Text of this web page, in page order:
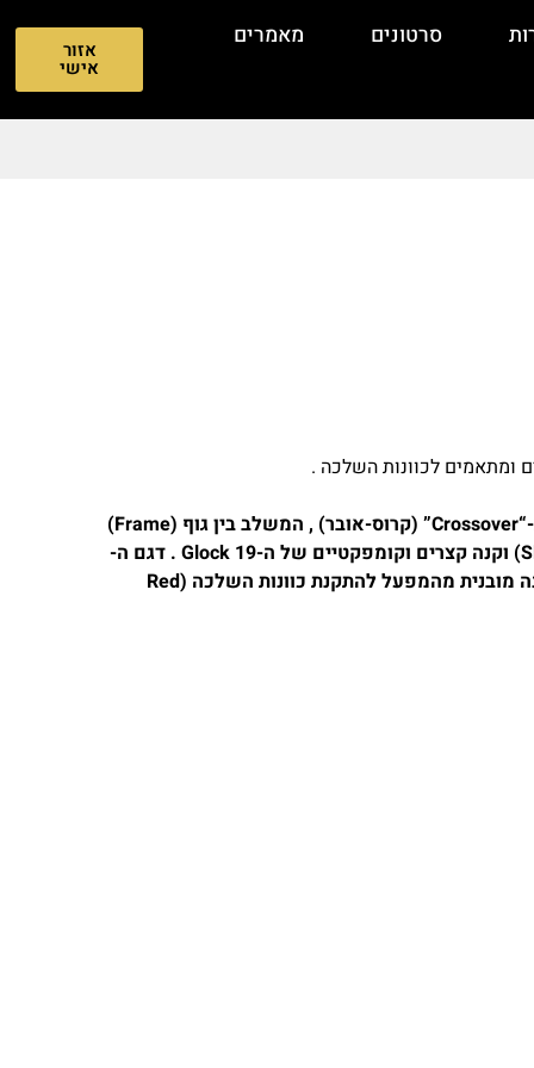
סרטונים
מאמרים
אזור
אישי
ומתאמים לכוונות השלכה .
Glock 45 MOS הוא אקדח 9 מ”מ המוגדר כ-“Crossover” (קרוס-אובר) , המשלב בין גוף (Frame)
בגודל מלא של ה -Glock 17 לבין צינה (Slide) וקנה קצרים וקומפקטיים של ה-Glock 19 . דגם ה-
MOS (Modular Optic System) מצויד בהכנה מובנית מהמפעל להתקנת כוונות השלכה (Red